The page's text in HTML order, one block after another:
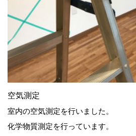
空気測定
室内の空気測定を行いました。
化学物質測定を行っています。